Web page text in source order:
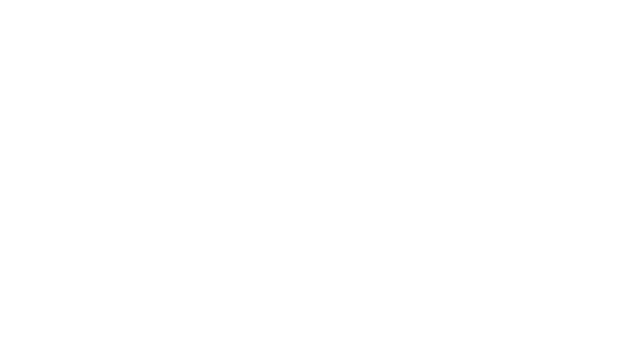
fishing
realize it! Many of the best sea trout-streams in Denmark
conditions make it possible to find a good spot, regardless of